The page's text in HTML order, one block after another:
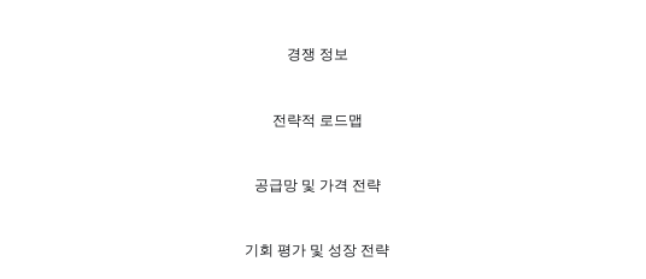
경쟁 정보
전략적 로드맵
공급망 및 가격 전략
기회 평가 및 성장 전략